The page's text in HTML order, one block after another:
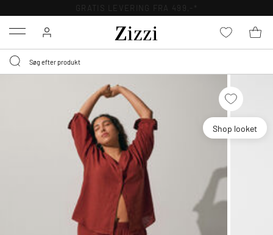
GRATIS LEVERING FRA 499,-*
Menu
Shop looket